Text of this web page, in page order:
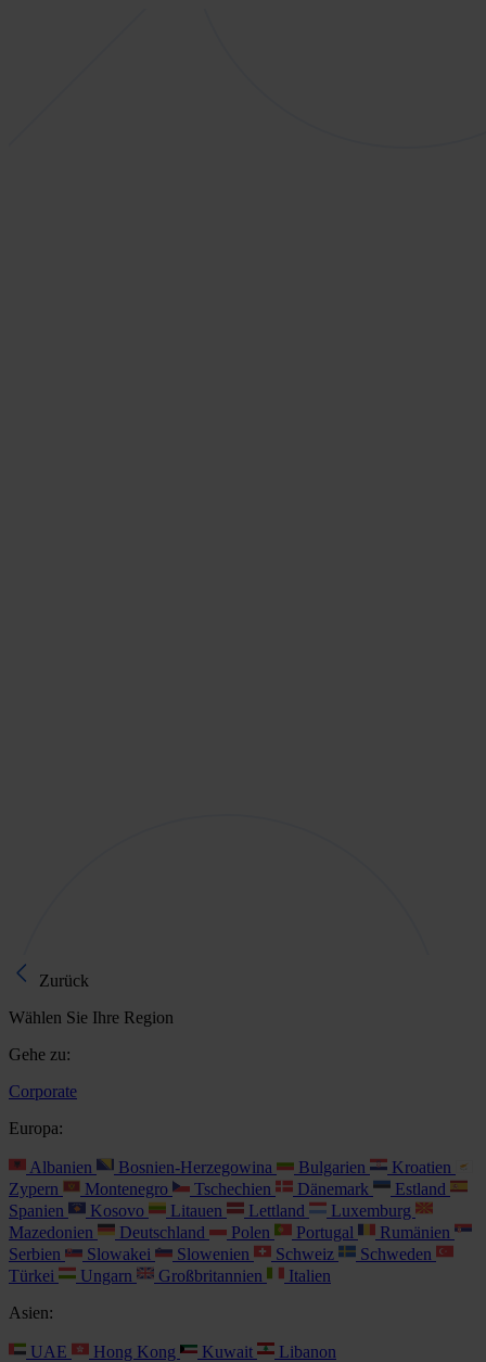
Zurück
Wählen Sie Ihre Region
Gehe zu:
Corporate
Europa:
Albanien Bosnien-Herzegowina Bulgarien
Kroatien
Zypern
Montenegro Tschechien Dänemark
Estland
Spanien
Kosovo Litauen Lettland
Luxemburg
Mazedonien
Deutschland Polen Portugal
Rumänien
Serbien
Slowakei Slowenien Schweiz
Schweden
Türkei
Ungarn Großbritannien
Italien
Asien:
UAE Hong Kong Kuwait
Libanon